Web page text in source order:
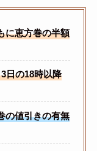
に恵方巻の半額
日の18時以降
の値引きの有無